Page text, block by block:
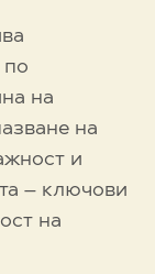
по
на
на
и
– ключови
на